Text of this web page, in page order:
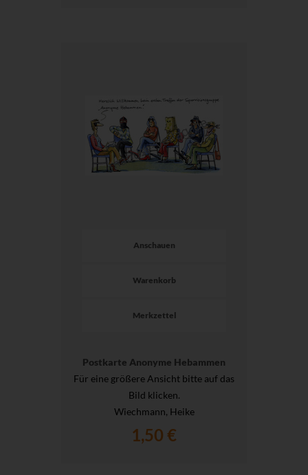
Anschauen
Warenkorb
Merkzettel
Postkarte Anonyme Hebammen
Für eine größere Ansicht bitte auf das
Bild klicken.
Wiechmann, Heike
1,50 €